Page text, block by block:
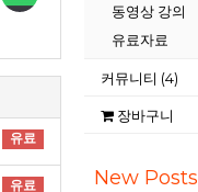
유료
유료
동영상 강의
유료자료
커뮤니티 (4)
장바구니
New Posts